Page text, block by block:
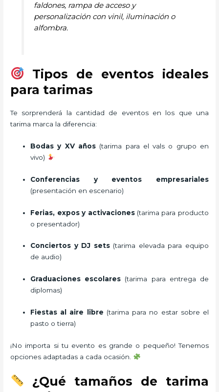
faldones, rampa de acceso y
personalización con vinil, iluminación o
alfombra.
Tipos de eventos ideales
para tarimas
Te sorprenderá la cantidad de eventos en los que una
tarima marca la diferencia:
Bodas y XV años(tarima para el vals o grupo en
vivo)
Conferencias y eventos empresariales
(presentación en escenario)
Ferias, expos y activaciones(tarima para producto
o presentador)
Conciertos y DJ sets(tarima elevada para equipo
de audio)
Graduaciones escolares (tarima para entrega de
diplomas)
Fiestas al aire libre (tarima para no estar sobre el
pasto o tierra)
¡No importa si tu evento es grande o pequeño! Tenemos
opciones adaptadas a cada ocasión.
¿Qué tamaños de tarima